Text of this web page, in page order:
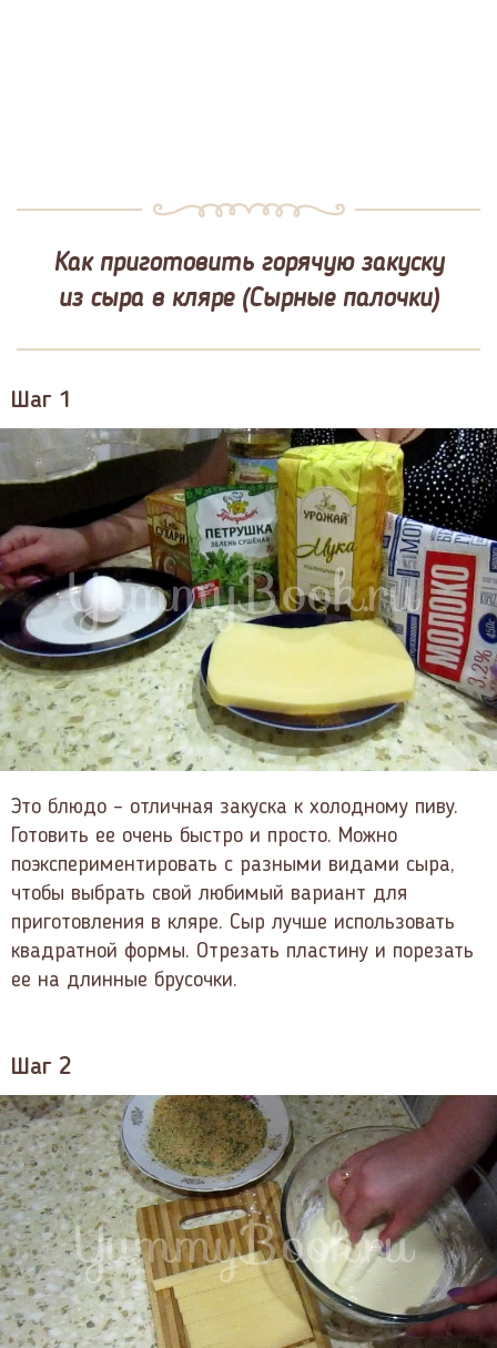
Как приготовить горячую закуску
из сыра в кляре (Сырные палочки)
Шаг 1
Это блюдо – отличная закуска к холодному пиву.
Готовить ее очень быстро и просто. Можно
поэкспериментировать с разными видами сыра,
чтобы выбрать свой любимый вариант для
приготовления в кляре. Сыр лучше использовать
квадратной формы. Отрезать пластину и порезать
ее на длинные брусочки.
Шаг 2